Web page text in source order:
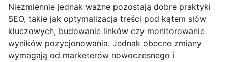
Niezmiennie jednak ważne pozostają dobre praktyki
SEO, takie jak optymalizacja treści pod kątem słów
kluczowych, budowanie linków czy monitorowanie
wyników pozycjonowania. Jednak obecne zmiany
wymagają od marketerów nowoczesnego i